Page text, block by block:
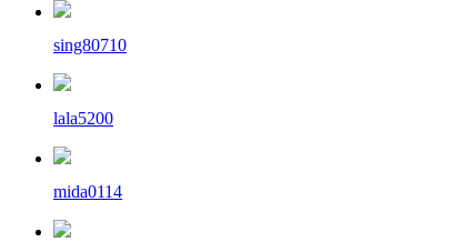
sing80710
lala5200
mida0114